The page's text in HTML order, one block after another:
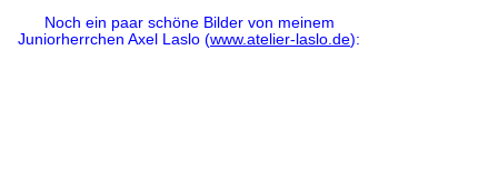
Noch ein paar schöne Bilder von meinem
Juniorherrchen Axel Laslo (www.atelier-laslo.de):